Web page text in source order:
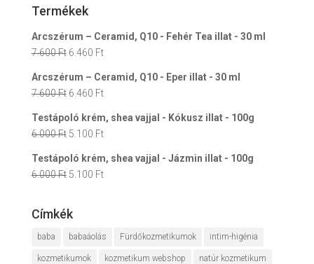
következőre:
Termékek
Arcszérum – Ceramid, Q10 - Fehér Tea illat - 30 ml
7.600Ft Original
was:
7.600 Ft.
6.460 FtCurrent
is:
6.460 Ft.
Arcszérum – Ceramid, Q10 - Eper illat - 30 ml
7.600Ft Original
was:
7.600 Ft.
6.460 FtCurrent
is:
6.460 Ft.
Testápoló krém, shea vajjal - Kókusz illat - 100g
6.000Ft Original
was:
6.000 Ft.
5.100 FtCurrent
is:
5.100 Ft.
Testápoló krém, shea vajjal - Jázmin illat - 100g
6.000Ft Original
6.000 Ft.
5.100 FtCurrent
Címkék
baba babaáolás Fürdőkozmetikumok intim-higénia
kozmetikumok kozmetikum webshop natúr kozmetikum